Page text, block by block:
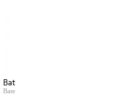
Bateria bezdotykowa,
umywalkowa
Baterie umywalkowe